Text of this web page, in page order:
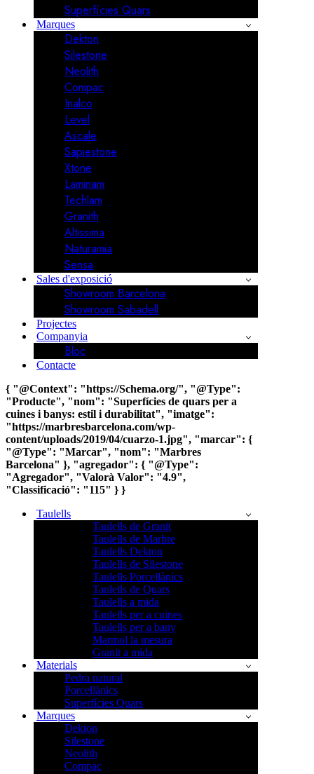
Superfícies Quars
Marques
Dekton
Silestone
Neolith
Compac
Inalco
Level
Ascale
Sapiestone
Xtone
Laminam
Techlam
Granith
Altissima
Naturamia
Sensa
Sales d'exposició
Showroom Barcelona
Showroom Sabadell
Projectes
Companyia
Bloc
Contacte
{ "@Context": "https://Schema.org/", "@Type":
"Producte", "nom": "Superfícies de quars per a
cuines i banys: estil i durabilitat", "imatge":
"https://marbresbarcelona.com/wp-
content/uploads/2019/04/cuarzo-1.jpg", "marcar": {
"@Type": "Marcar", "nom": "Marbres
Barcelona" }, "agregador": { "@Type":
"Agregador", "Valorà Valor": "4.9",
"Classificació": "115" } }
Taulells
Taulells de Granit
Taulells de Marbre
Taulells Dekton
Taulells de Silestone
Taulells Porcellànics
Taulells de Quars
Taulells a mida
Taulells per a cuines
Taulells per a bany
Marmol la mesura
Granit a mida
Materials
Pedra natural
Porcellànics
Superfícies Quars
Marques
Dekton
Silestone
Neolith
Compac